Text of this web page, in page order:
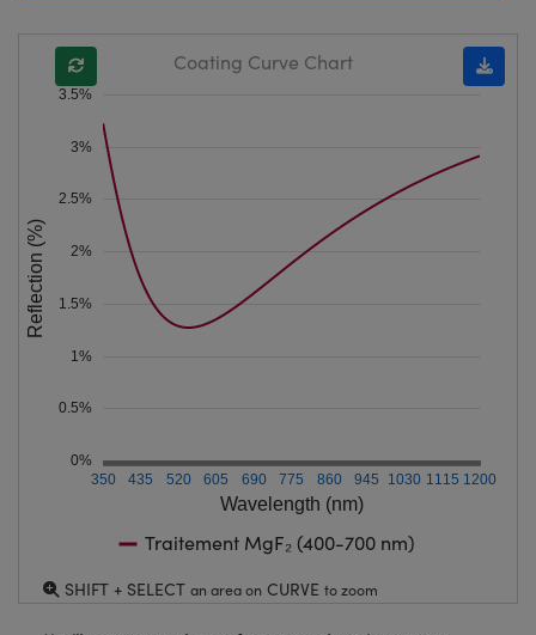
Wavelength (nm)
350 435 520 605 690 775 860 945 1030 1115 1200
0%
0.5%
1%
1.5%
2%
2.5%
3%
3.5%
Reflection (%)
Coating Curve Chart
Traitement MgF₂ (400-700 nm)
SHIFT + SELECT an area on CURVE to zoom